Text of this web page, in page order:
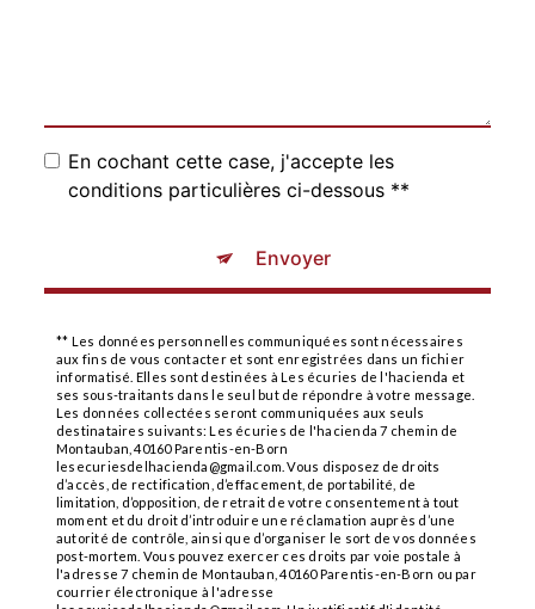
En cochant cette case, j'accepte les
conditions particulières ci-dessous **
Envoyer
** Les données personnelles communiquées sont nécessaires
aux fins de vous contacter et sont enregistrées dans un fichier
informatisé. Elles sont destinées à Les écuries de l'hacienda et
ses sous-traitants dans le seul but de répondre à votre message.
Les données collectées seront communiquées aux seuls
destinataires suivants: Les écuries de l'hacienda 7 chemin de
Montauban, 40160 Parentis-en-Born
lesecuriesdelhacienda@gmail.com. Vous disposez de droits
d’accès, de rectification, d’effacement, de portabilité, de
limitation, d’opposition, de retrait de votre consentement à tout
moment et du droit d’introduire une réclamation auprès d’une
autorité de contrôle, ainsi que d’organiser le sort de vos données
post-mortem. Vous pouvez exercer ces droits par voie postale à
l'adresse 7 chemin de Montauban, 40160 Parentis-en-Born ou par
courrier électronique à l'adresse